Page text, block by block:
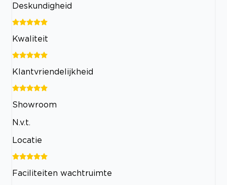
Deskundigheid
Kwaliteit
Klantvriendelijkheid
Showroom
N.v.t.
Locatie
Faciliteiten wachtruimte